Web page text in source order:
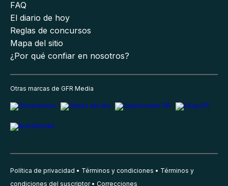
FAQ
El diario de hoy
Reglas de concursos
Mapa del sitio
¿Por qué confiar en nosotros?
Otras marcas de GFR Media
Política de privacidad Términos y condiciones
Términos y
condiciones del suscriptor
Correcciones